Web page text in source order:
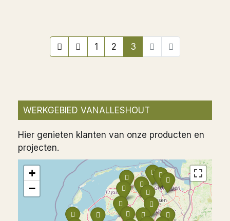
1 2 3
WERKGEBIED VANALLESHOUT
Hier genieten klanten van onze producten en
projecten.
+
−